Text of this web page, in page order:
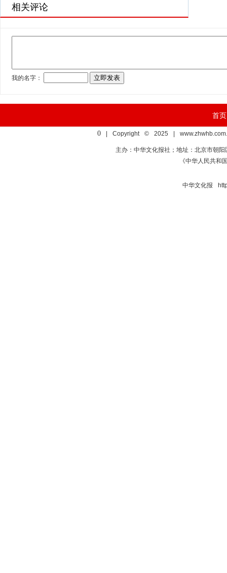
相关评论
首页
0| Copyright © 2025 |
主办：中华文化报社；地址：北京市朝
《中华人民共
中华文化报